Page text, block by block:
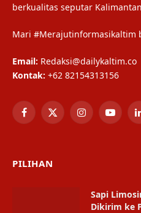
berkualitas seputar
Mari #Merajutinformasikaltim
Email: Redaksi@dailykaltim.co
Kontak: +62 82154313156
Facebook
X
Instagram
PILIHAN
Sapi
Dikirim ke